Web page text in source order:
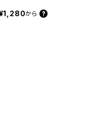
から